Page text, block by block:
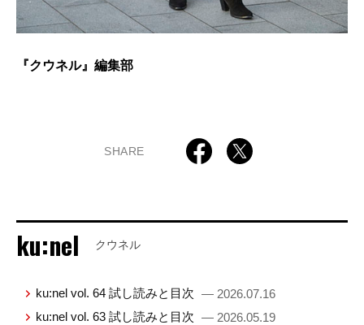
『クウネル』編集部
SHARE
ku:nel クウネル
ku:nel vol. 64 試し読みと目次 — 2026.07.16
ku:nel vol. 63 試し読みと目次 — 2026.05.19